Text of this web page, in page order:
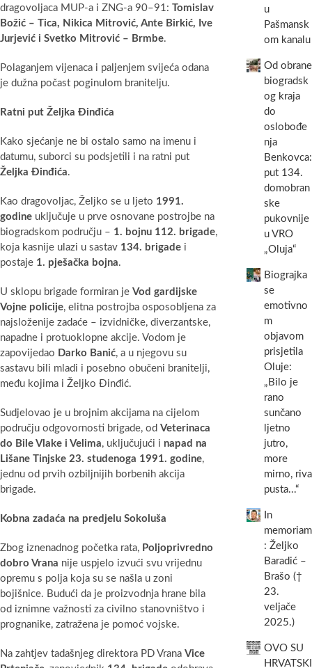
dragovoljaca MUP-a i ZNG-a 90–91: Tomislav
Božić – Tica, Nikica Mitrović, Ante Birkić, Ive
Jurjević i Svetko Mitrović – Brmbe.
Polaganjem vijenaca i paljenjem svijeća odana
je dužna počast poginulom branitelju.
Ratni put Željka Đinđića
Kako sjećanje ne bi ostalo samo na imenu i
datumu, suborci su podsjetili i na ratni put
Željka Đinđića.
Kao dragovoljac, Željko se u ljeto 1991.
godine uključuje u prve osnovane postrojbe na
biogradskom području – 1. bojnu 112. brigade,
koja kasnije ulazi u sastav 134. brigade i
postaje 1. pješačka bojna.
U sklopu brigade formiran je Vod gardijske
Vojne policije, elitna postrojba osposobljena za
najsloženije zadaće – izvidničke, diverzantske,
napadne i protuoklopne akcije. Vodom je
zapovijedao Darko Banić, a u njegovu su
sastavu bili mladi i posebno obučeni branitelji,
među kojima i Željko Đinđić.
Sudjelovao je u brojnim akcijama na cijelom
području odgovornosti brigade, od Veterinaca
do Bile Vlake i Velima, uključujući i napad na
Lišane Tinjske 23. studenoga 1991. godine,
jednu od prvih ozbiljnijih borbenih akcija
brigade.
Kobna zadaća na predjelu Sokoluša
Zbog iznenadnog početka rata, Poljoprivredno
dobro Vrana nije uspjelo izvući svu vrijednu
opremu s polja koja su se našla u zoni
bojišnice. Budući da je proizvodnja hrane bila
od iznimne važnosti za civilno stanovništvo i
prognanike, zatražena je pomoć vojske.
Na zahtjev tadašnjeg direktora PD Vrana Vice
u
Pašmansk
om kanalu
Od obrane
biogradsk
og kraja
do
oslobođe
nja
Benkovca:
put 134.
domobran
ske
pukovnije
u VRO
„Oluja“
Biograjka
se
emotivno
m
objavom
prisjetila
Oluje:
„Bilo je
rano
sunčano
ljetno
jutro,
more
mirno, riva
pusta...“
In
memoriam
: Željko
Baradić –
Brašo (†
23.
veljače
2025.)
OVO SU
HRVATSKI